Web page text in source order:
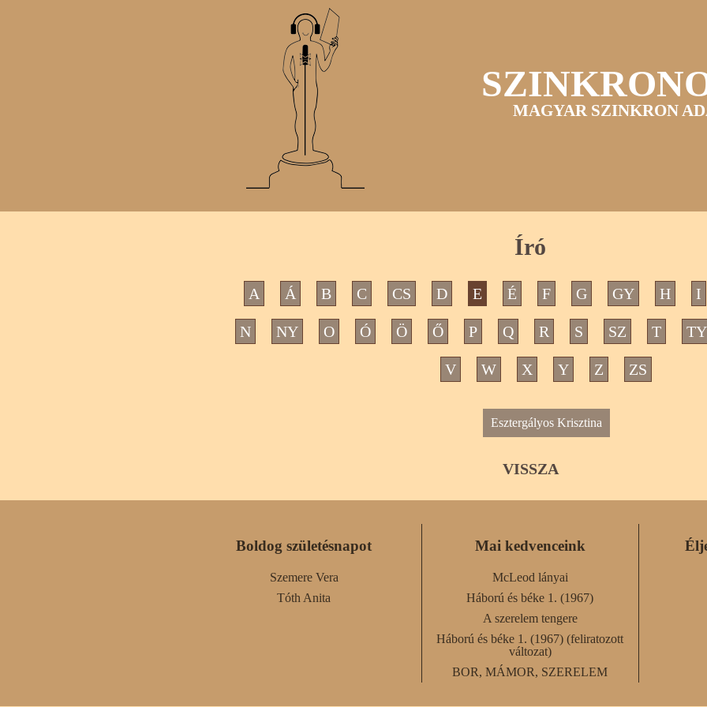
MAGYAR SZINKRON
Író
A Á B C CS D E É F G GY H I
N NY O Ó Ö Ő P Q R S SZ T TY
V W X Y Z ZS
Esztergályos Krisztina
VISSZA
Boldog születésnapot
Szemere Vera
Tóth Anita
Mai kedvenceink
McLeod lányai
Háború és béke 1. (1967)
A szerelem tengere
Háború és béke 1. (1967) (feliratozott
változat)
BOR, MÁMOR, SZERELEM